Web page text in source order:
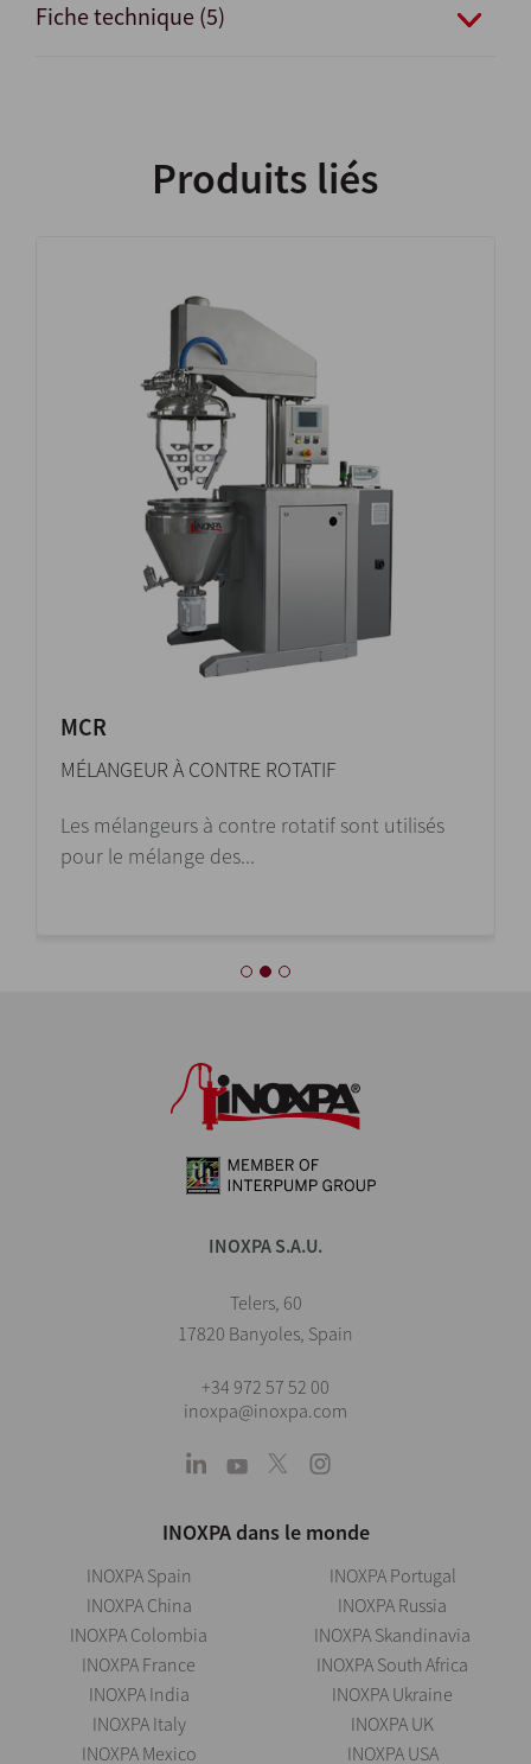
Fiche technique (5)
Produits liés
MCR
MÉLANGEUR À CONTRE ROTATIF
Les mélangeurs à contre rotatif sont utilisés
pour le mélange des...
INOXPA S.A.U.
Telers, 60
17820 Banyoles, Spain
+34 972 57 52 00
inoxpa@inoxpa.com
INOXPA dans le monde
INOXPA Spain
INOXPA China
INOXPA Colombia
INOXPA France
INOXPA India
INOXPA Italy
INOXPA Mexico
INOXPA Portugal
INOXPA Russia
INOXPA Skandinavia
INOXPA South Africa
INOXPA Ukraine
INOXPA UK
INOXPA USA